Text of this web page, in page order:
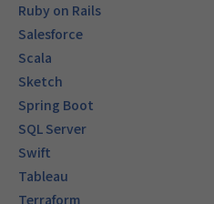
Ruby on Rails
Salesforce
Scala
Sketch
Spring Boot
SQL Server
Swift
Tableau
Terraform